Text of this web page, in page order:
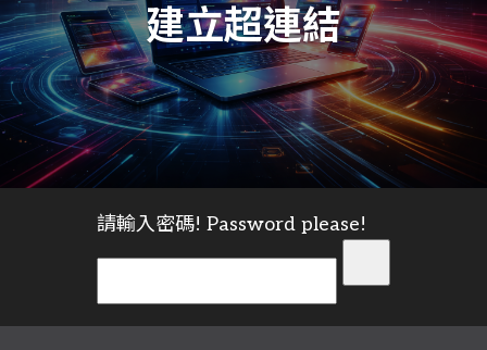
建立超連結
請輸入密碼! Password please!